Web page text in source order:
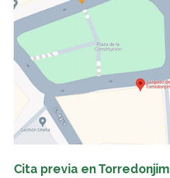
Cita previa en